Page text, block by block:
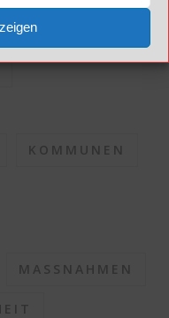
KOMMUNEN
MASSNAHMEN